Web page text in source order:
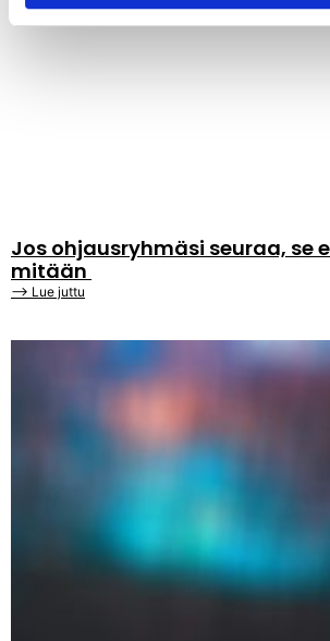
Jos ohjausryhmäsi seuraa, se
mitään
⟶ Lue juttu